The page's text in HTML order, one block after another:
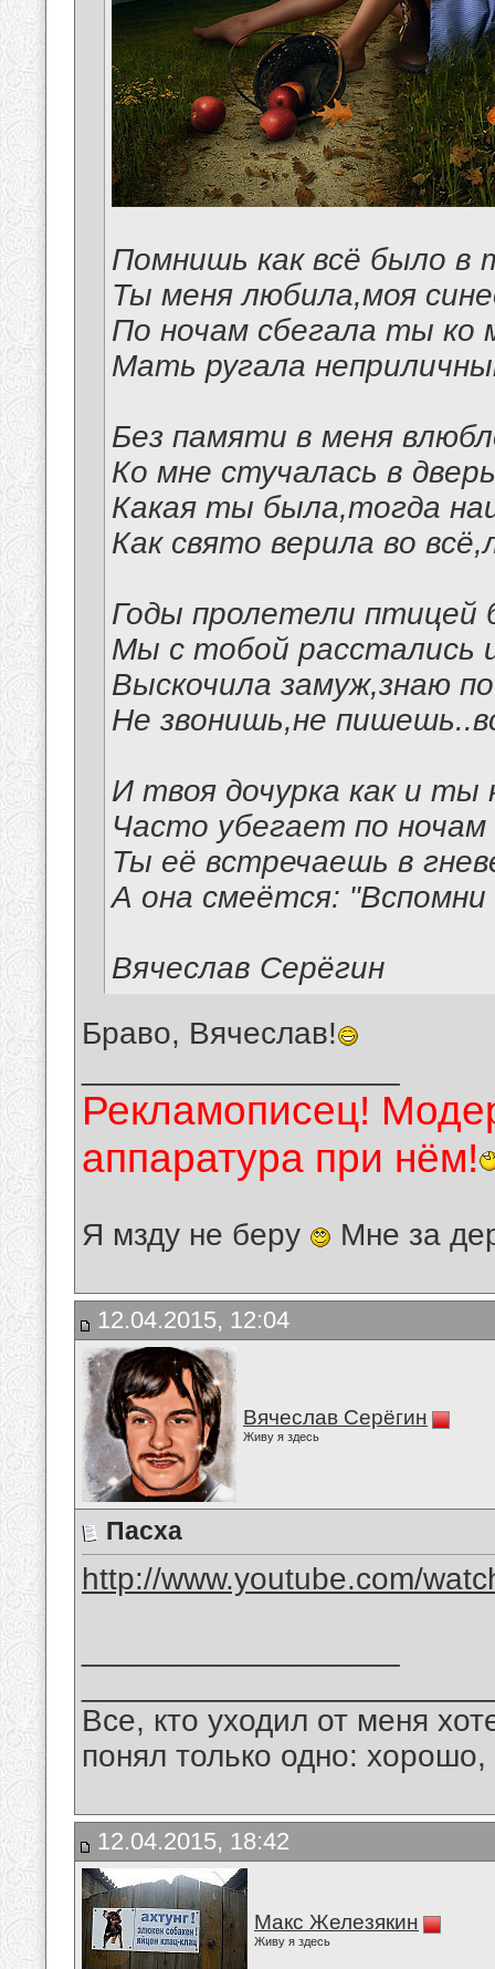
Помнишь как всё было в
Ты меня любила,моя
По ночам сбегала ты ко
Мать ругала
Без памяти в меня
Ко мне стучалась в
Какая ты была,тогда
Как свято верила во
Годы пролетели птицей
Мы с тобой расстались
Выскочила замуж,знаю
Не звонишь,не
И твоя дочурка как и ты
Часто убегает по ночам
Ты её встречаешь в
А она смеётся:
Вячеслав Серёгин
Браво, Вячеслав!
Рекламописец!
аппаратура при нём!
Я мзду не беру Мне за
12.04.2015, 12:04
Вячеслав Серёгин
Живу я здесь
Пасха
http://www.youtube.com/
Все, кто уходил от меня
понял только одно:
12.04.2015, 18:42
Макс Железякин
Живу я здесь